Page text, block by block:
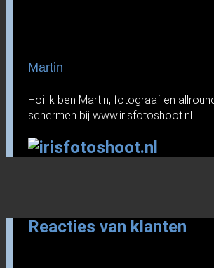
Martin
Hoi ik ben Martin, fotograaf en
schermen bij www.irisfotoshoot.nl
Reacties van klanten